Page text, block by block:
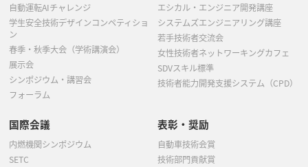
自動運転AIチャレンジ
学生安全技術デザインコンペティショ
ン
春季・秋季大会（学術講演会）
展示会
シンポジウム・講習会
フォーラム
エシカル・エンジニア開発講座
システムズエンジニアリング講座
若手技術者交流会
女性技術者ネットワーキングカフェ
SDVスキル標準
技術者能力開発支援システム（CPD）
国際会議
内燃機関シンポジウム
SETC
表彰・奨励
自動車技術会賞
技術部門貢献賞